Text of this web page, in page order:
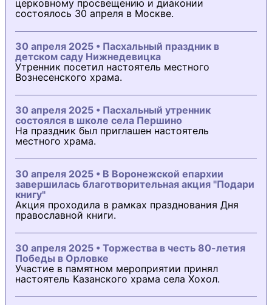
церковному просвещению и диаконии
состоялось 30 апреля в Москве.
30 апреля 2025 • Пасхальный праздник в
детском саду Нижнедевицка
Утренник посетил настоятель местного
Вознесенского храма.
30 апреля 2025 • Пасхальный утренник
состоялся в школе села Першино
На праздник был приглашен настоятель
местного храма.
30 апреля 2025 • В Воронежской епархии
завершилась благотворительная акция "Подари
книгу"
Акция проходила в рамках празднования Дня
православной книги.
30 апреля 2025 • Торжества в честь 80-летия
Победы в Орловке
Участие в памятном мероприятии принял
настоятель Казанского храма села Хохол.